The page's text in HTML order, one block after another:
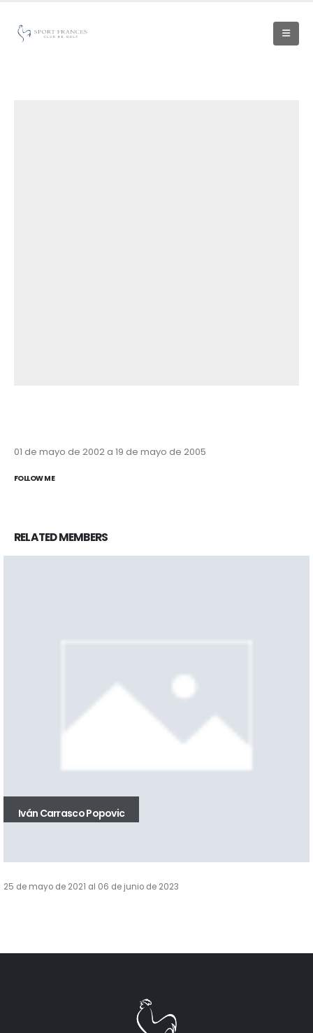
01 de mayo de 2002 a 19 de mayo de 2005
FOLLOW ME
RELATEDMEMBERS
Iván Carrasco Popovic
25 de mayo de 2021 al 06 de junio de 2023